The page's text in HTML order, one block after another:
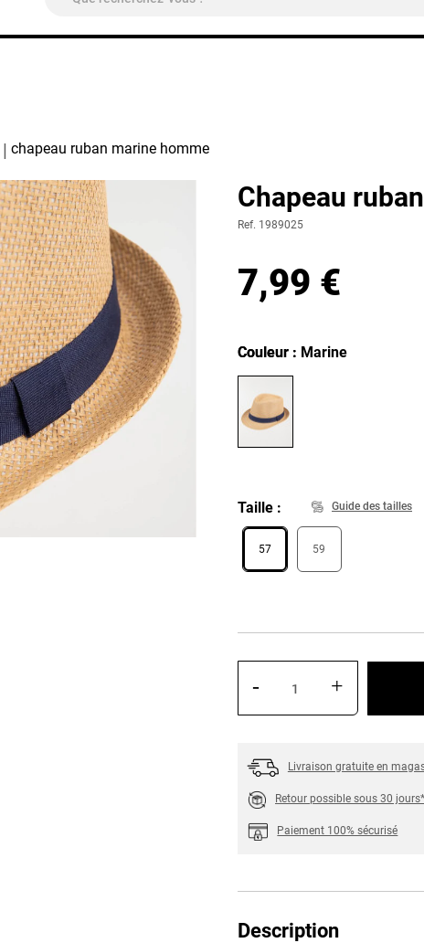
chapeau ruban marine homme
Chapeau
Ref. 1989025
7,99 €
Couleur
Couleur : Marine
Taille Guide des tailles
57 59
- +
Livraison gratuite en
Retour possible sous 30 jours*
Paiement 100% sécurisé
Description